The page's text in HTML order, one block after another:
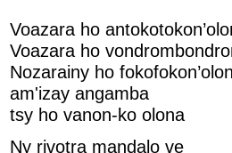
Voazara ho
Voazara ho
Nozarainy ho
am'izay angamba
tsy ho vanon-ko
Ny rivotra mandalo ve